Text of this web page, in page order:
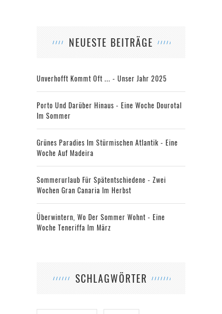
NEUESTE BEITRÄGE
Unverhofft Kommt Oft ... - Unser Jahr 2025
Porto Und Darüber Hinaus - Eine Woche Dourotal
Im Sommer
Grünes Paradies Im Stürmischen Atlantik - Eine
Woche Auf Madeira
Sommerurlaub Für Spätentschiedene - Zwei
Wochen Gran Canaria Im Herbst
Überwintern, Wo Der Sommer Wohnt - Eine
Woche Teneriffa Im März
SCHLAGWÖRTER